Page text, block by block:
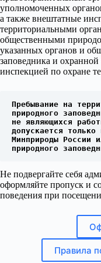
уполномоченных
а также внештатные
территориальными
общественными
указанных органов и
заповедника и
инспекцией по охране
Пребывание на
природного
не являющихся
допускается только
Минприроды России
природного
Не подвергайте себя
оформляйте пропуск и
поведения при
Правила